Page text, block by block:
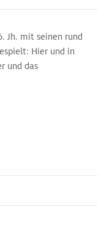
Jh. mit seinen rund
Hier und in
und das